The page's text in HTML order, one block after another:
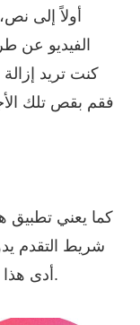
أولاً إلى
الفيديو عن
كنت تريد
فقم بقص تلك
كما يعني تطبيق
شريط التقدم
أدى هذا إلى تبسيط عملية التحرير إلى حد كبير.